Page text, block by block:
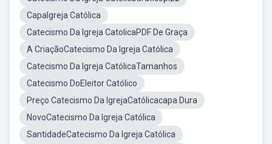
CapaIgreja Católica
Catecismo Da Igreja CatolicaPDF De Graça
A CriaçãoCatecismo Da Igreja Católica
Catecismo Da Igreja CatólicaTamanhos
Catecismo DoEleitor Católico
Preço Catecismo Da IgrejaCatólicacapa Dura
NovoCatecismo Da Igreja Católica
SantidadeCatecismo Da Igreja Católica